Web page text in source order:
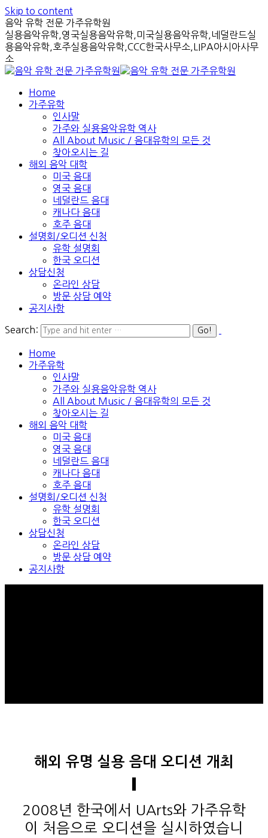
Skip to content
음악 유학 전문 가주유학원
실용음악유학,영국실용음악유학,미국실용음악유학,네덜란드실
용음악유학,호주실용음악유학,CCC한국사무소,LIPA아시아사무
소
Home
가주유학
인사말
가주와 실용음악유학 역사
All About Music / 음대유학의 모든 것
찾아오시는 길
해외 음악 대학
미국 음대
영국 음대
네덜란드 음대
캐나다 음대
호주 음대
설명회/오디션 신청
유학 설명회
한국 오디션
상담신청
온라인 상담
방문 상담 예약
공지사항
Search:
Home
가주유학
인사말
가주와 실용음악유학 역사
All About Music / 음대유학의 모든 것
찾아오시는 길
해외 음악 대학
미국 음대
영국 음대
네덜란드 음대
캐나다 음대
호주 음대
설명회/오디션 신청
유학 설명회
한국 오디션
상담신청
온라인 상담
방문 상담 예약
공지사항
해외 유명 실용 음대 오디션 개최
2008년 한국에서 UArts와 가주유학
이 처음으로 오디션을 실시하였습니